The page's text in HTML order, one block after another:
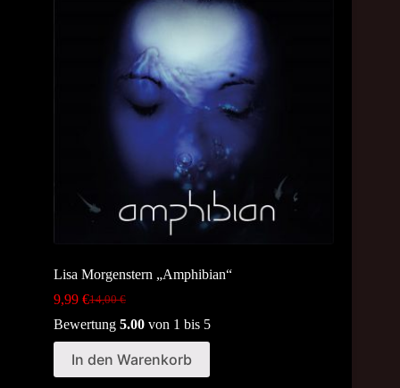
Lisa Morgenstern „Amphibian“
14,00€
Original
price
was:
14,00 €.
9,99 €Current
price
is:
9,99 €.
Bewertung 5.00 von 1 bis 5
In den Warenkorb